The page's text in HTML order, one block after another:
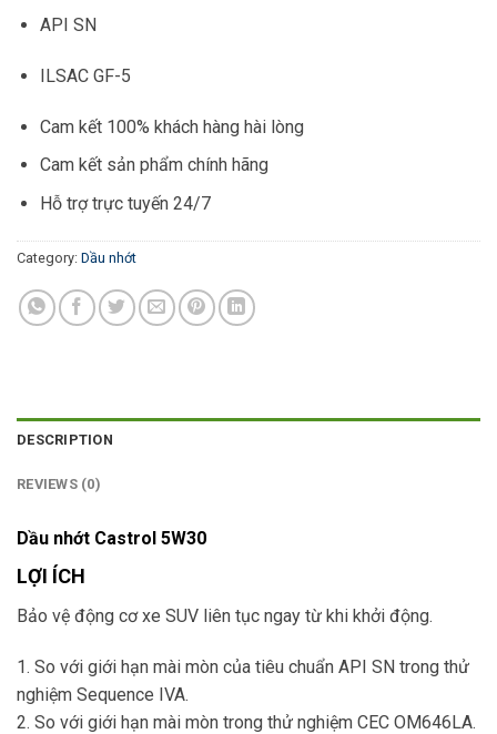
API SN
ILSAC GF-5
Cam kết 100% khách hàng hài lòng
Cam kết sản phẩm chính hãng
Hỗ trợ trực tuyến 24/7
Category: Dầu nhớt
DESCRIPTION
REVIEWS (0)
Dầu nhớt Castrol 5W30
LỢI ÍCH
Bảo vệ động cơ xe SUV liên tục ngay từ khi khởi động.
1. So với giới hạn mài mòn của tiêu chuẩn API SN trong thử
nghiệm Sequence IVA.
2. So với giới hạn mài mòn trong thử nghiệm CEC OM646LA.